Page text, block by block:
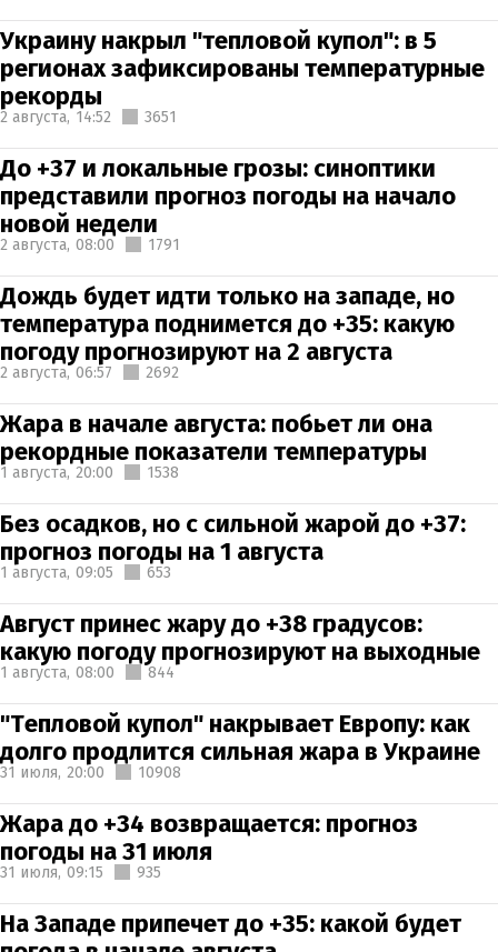
Украину накрыл "тепловой купол": в 5
регионах зафиксированы температурные
рекорды
2 августа, 14:52 3651
До +37 и локальные грозы: синоптики
представили прогноз погоды на начало
новой недели
2 августа, 08:00 1791
Дождь будет идти только на западе, но
температура поднимется до +35: какую
погоду прогнозируют на 2 августа
2 августа, 06:57 2692
Жара в начале августа: побьет ли она
рекордные показатели температуры
1 августа, 20:00 1538
Без осадков, но с сильной жарой до +37:
прогноз погоды на 1 августа
1 августа, 09:05 653
Август принес жару до +38 градусов:
какую погоду прогнозируют на выходные
1 августа, 08:00 844
"Тепловой купол" накрывает Европу: как
долго продлится сильная жара в Украине
31 июля, 20:00 10908
Жара до +34 возвращается: прогноз
погоды на 31 июля
31 июля, 09:15 935
На Западе припечет до +35: какой будет